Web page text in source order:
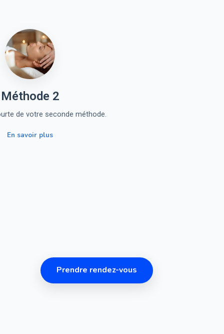
Méthode 2
de votre seconde méthode.
En savoir plus
Prendre rendez-vous